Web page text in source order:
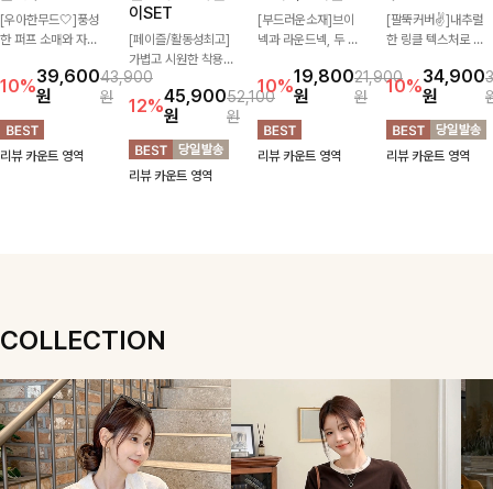
[우아한무드🤍]풍성
한 퍼프 소매와 자연
실루엣이 여성스러운
무드를 완성해주는 블
라우스 🤍 체형을 자
연스럽게 커버해주며
걸을 때마다 살랑이는
10%39,600
원
43,900
원
리뷰 카운트 영역
이SET
[페이즐/활동성최고]
가볍고 시원한 착용감
으로 여름 내내 부담
없이 즐기기 좋은 라
운드 니트 🤍 베이직
한 디자인으로 다양한
하의와 손쉽게 매치되
어 데일리하게 활용하
12%45,900
원
52,100
원
리뷰 카운트 영역
[부드러운소재]브이
넥과 라운드넥, 두 가
맞게 선택할 수 있는
활용도 높은 가디건
🤍 부드러운 착용감
과 베이직한 디자인으
로 단독은 물론 가볍
10%19,800
원
21,900
원
리뷰 카운트 영역
[팔뚝커버✌]내추럴
한 링클 텍스처로 분
블라우스🖤 브이넥
카라 디자인에 여유로
운 소매핏 더해져 여
리하면서도 시원한 무
드로 즐기기 좋아요-
10%34,900
원
리뷰 카운트 영역
COLLECTION